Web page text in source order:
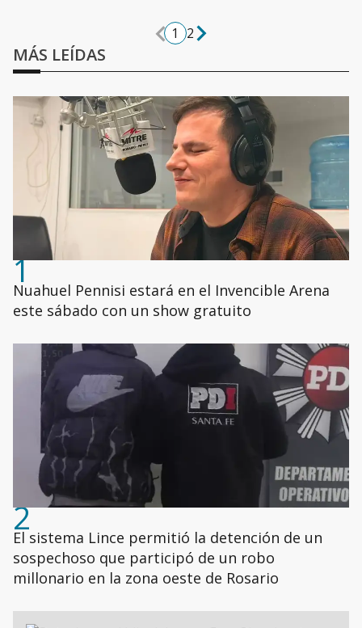
1 2
MÁS LEÍDAS
1
Nuahuel Pennisi estará en el Invencible Arena
este sábado con un show gratuito
2
El sistema Lince permitió la detención de un
sospechoso que participó de un robo
millonario en la zona oeste de Rosario